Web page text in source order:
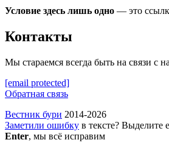
Условие здесь лишь одно — это
Контакты
Мы стараемся всегда быть на связи с
[email protected]
Обратная связь
Вестник бури 2014-2026
Заметили ошибку в тексте? Выделите
Enter, мы всё исправим